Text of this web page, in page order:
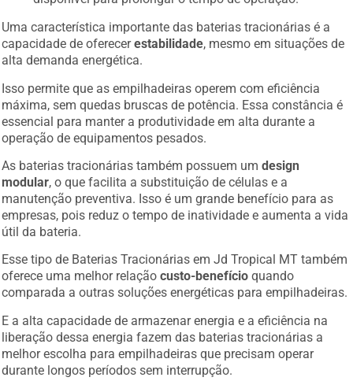
Uma característica importante das baterias tracionárias é a
capacidade de oferecerestabilidade, mesmo em situações de
alta demanda energética.
Isso permite que as empilhadeiras operem com eficiência
máxima, sem quedas bruscas de potência. Essa constância é
essencial para manter a produtividade em alta durante a
operação de equipamentos pesados.
As baterias tracionárias também possuem umdesign
modular, o que facilita a substituição de células e a
manutenção preventiva. Isso é um grande benefício para as
empresas, pois reduz o tempo de inatividade e aumenta a vida
útil da bateria.
Esse tipo de Baterias Tracionárias em Jd Tropical MT também
oferece uma melhor relaçãocusto-benefício quando
comparada a outras soluções energéticas para empilhadeiras.
E a alta capacidade de armazenar energia e a eficiência na
liberação dessa energia fazem das baterias tracionárias a
melhor escolha para empilhadeiras que precisam operar
durante longos períodos sem interrupção.